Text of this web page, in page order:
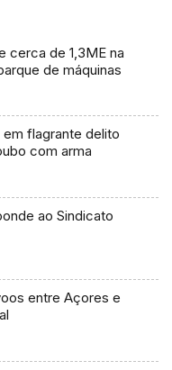
cerca de 1,3ME na
de máquinas
flagrante delito
com arma
ao Sindicato
entre Açores e